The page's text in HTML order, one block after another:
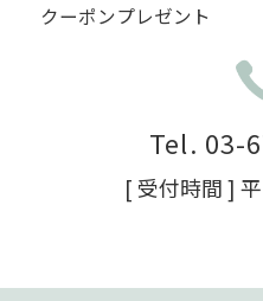
クーポンプレゼント
Tel. 03-
[ 受付時間 ]